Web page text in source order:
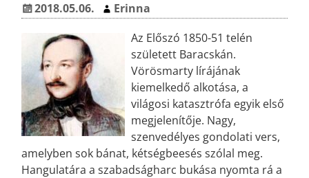
2018.05.06.
Erinna
Az Előszó 1850-51 telén
született Baracskán.
Vörösmarty lírájának
kiemelkedő alkotása, a
világosi katasztrófa egyik első
megjelenítője. Nagy,
szenvedélyes gondolati vers,
amelyben sok bánat, kétségbeesés szólal meg.
Hangulatára a szabadságharc bukása nyomta rá a